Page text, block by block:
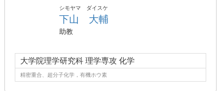
シモヤマ ダイスケ
下山 大輔
助教
大学院理学研究科 理学専攻 化学
精密重合、超分子化学，有機ホウ素